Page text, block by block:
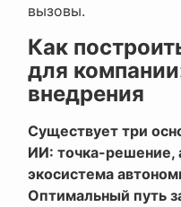
вызовы.
Как
для
внедрения
Существует три
ИИ: точка-решение,
экосистема
Оптимальный путь